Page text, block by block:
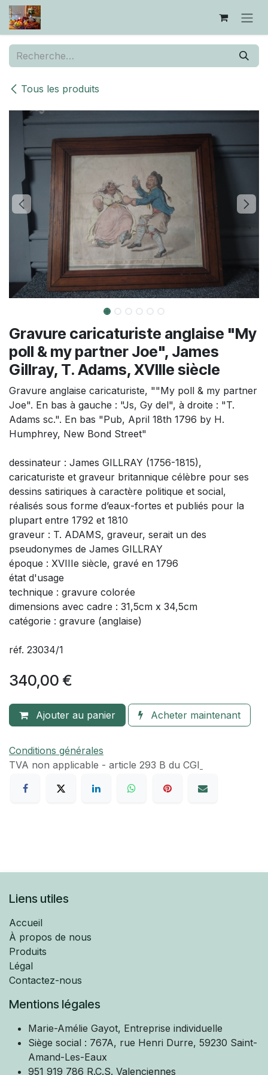
Se rendre au contenu
Tous les produits
Gravure caricaturiste anglaise "My
poll & my partner Joe", James
Gillray, T. Adams, XVIIIe siècle
Gravure anglaise caricaturiste, ""My poll & my partner
Joe". En bas à gauche : "Js, Gy del", à droite : "T.
Adams sc.". En bas "Pub, April 18th 1796 by H.
Humphrey, New Bond Street"
dessinateur : James GILLRAY (1756-1815),
caricaturiste et graveur britannique célèbre pour ses
dessins satiriques à caractère politique et social,
réalisés sous forme d’eaux-fortes et publiés pour la
plupart entre 1792 et 1810
graveur : T. ADAMS, graveur, serait un des
pseudonymes de James GILLRAY
époque : XVIIIe siècle, gravé en 1796
état d'usage
technique : gravure colorée
dimensions avec cadre : 31,5cm x 34,5cm
catégorie : gravure (anglaise)
réf. 23034/1
340,00 €
Ajouter au panier Acheter maintenant
Conditions générales
TVA​ non applicable - article 293 B du CGI
Liens utiles
Accueil
À propos de nous
Produits
Légal
Contactez-nous
Mentions légales
Marie-Amélie Gayot, Entreprise individuelle
Siège social : 767A, rue Henri Durre, 59230 Saint-
Amand-Les-Eaux
951 919 786 R.C.S. Valenciennes